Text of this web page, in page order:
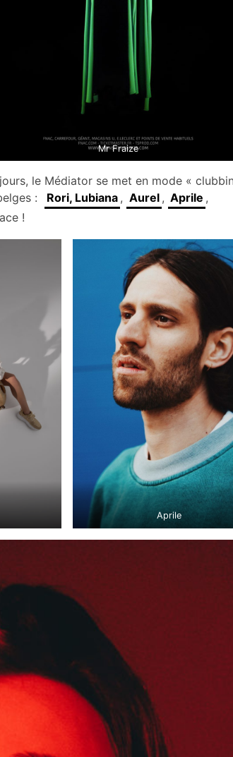
Mr Fraize
le Médiator se met en mode «
:
Rori, Lubiana , Aurel , Aprile ,
!
Aprile